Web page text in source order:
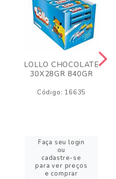
LOLLO CHOCOLATE
30X28GR 840GR
Código: 16635
Faça seu login
ou
cadastre-se
para ver preços
e comprar